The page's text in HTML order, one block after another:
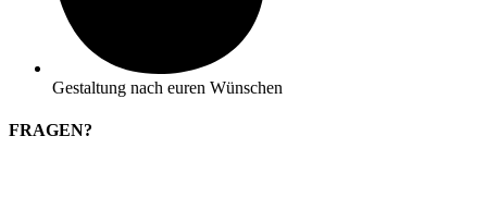
Gestaltung nach euren Wünschen
FRAGEN?